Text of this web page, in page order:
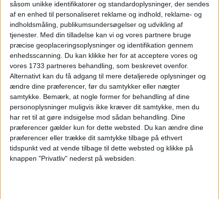
såsom unikke identifikatorer og standardoplysninger, der sendes
af en enhed til personaliseret reklame og indhold, reklame- og
indholdsmåling, publikumsundersøgelser og udvikling af
tjenester. Med din tilladelse kan vi og vores partnere bruge
præcise geoplaceringsoplysninger og identifikation gennem
enhedsscanning. Du kan klikke her for at acceptere vores og
vores 1733 partneres behandling, som beskrevet ovenfor.
Alternativt kan du få adgang til mere detaljerede oplysninger og
ændre dine præferencer, før du samtykker eller nægter
samtykke. Bemærk, at nogle former for behandling af dine
personoplysninger muligvis ikke kræver dit samtykke, men du
har ret til at gøre indsigelse mod sådan behandling. Dine
præferencer gælder kun for dette websted. Du kan ændre dine
præferencer eller trække dit samtykke tilbage på ethvert
tidspunkt ved at vende tilbage til dette websted og klikke på
knappen "Privatliv" nederst på websiden.
HOTEL
Vi har taget udgangspunkt i det 3-stjernede
Zenitude Hôtel – Résidences Les Hauts d’Annecy,
der ligger centralt i Annecy. Hotellet har pæne
værelser og får gode anmeldelser af de tidligere
gæster.